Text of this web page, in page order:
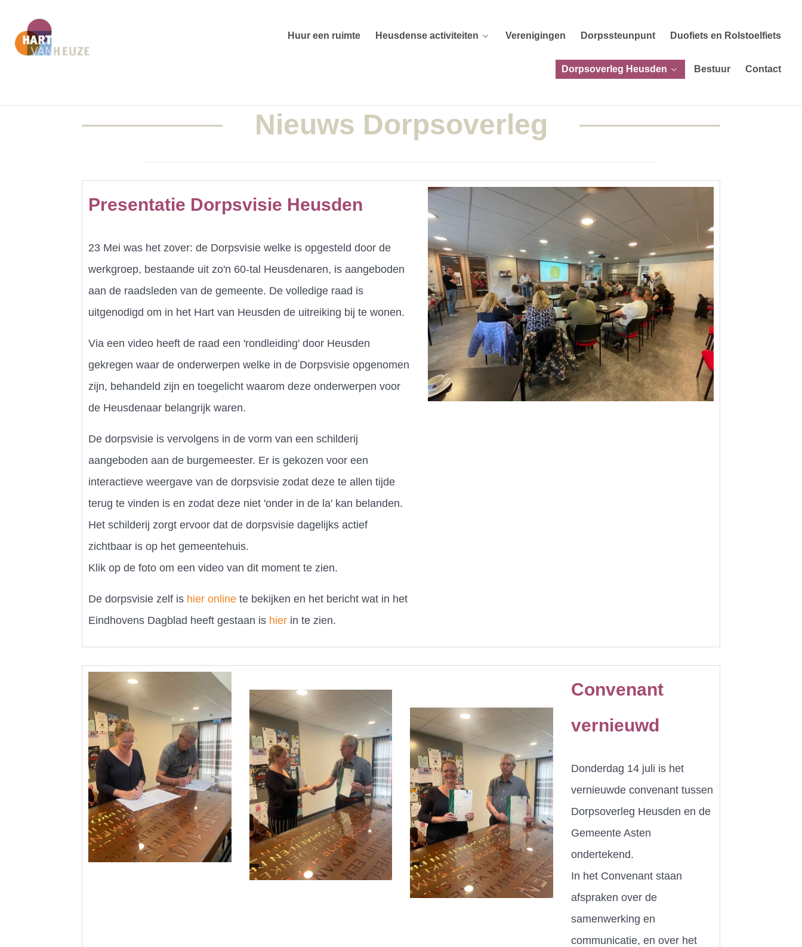
Huur een ruimte Heusdense activiteiten Verenigingen Dorpssteunpunt Duofiets en Rolstoelfiets
Dorpsoverleg Heusden Bestuur Contact
Nieuws Dorpsoverleg
Presentatie Dorpsvisie Heusden
23 Mei was het zover: de Dorpsvisie welke is opgesteld door de
werkgroep, bestaande uit zo'n 60-tal Heusdenaren, is aangeboden
aan de raadsleden van de gemeente. De volledige raad is
uitgenodigd om in het Hart van Heusden de uitreiking bij te wonen.
Via een video heeft de raad een 'rondleiding' door Heusden
gekregen waar de onderwerpen welke in de Dorpsvisie opgenomen
zijn, behandeld zijn en toegelicht waarom deze onderwerpen voor
de Heusdenaar belangrijk waren.
De dorpsvisie is vervolgens in de vorm van een schilderij
aangeboden aan de burgemeester. Er is gekozen voor een
interactieve weergave van de dorpsvisie zodat deze te allen tijde
terug te vinden is en zodat deze niet 'onder in de la' kan belanden.
Het schilderij zorgt ervoor dat de dorpsvisie dagelijks actief
zichtbaar is op het gemeentehuis.
Klik op de foto om een video van dit moment te zien.
De dorpsvisie zelf is hier online te bekijken en het bericht wat in het
Eindhovens Dagblad heeft gestaan is hier in te zien.
Convenant
vernieuwd
Donderdag 14 juli is het
vernieuwde convenant tussen
Dorpsoverleg Heusden en de
Gemeente Asten
ondertekend.
In het Convenant staan
afspraken over de
samenwerking en
communicatie, en over het